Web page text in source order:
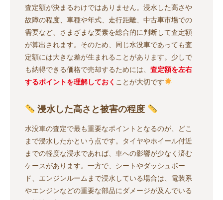
査定額が決まるわけではありません。浸水した高さや
故障の程度、車種や年式、走行距離、中古車市場での
需要など、さまざまな要素を総合的に判断して査定額
が算出されます。そのため、同じ水没車であっても査
定額には大きな差が生まれることがあります。少しで
も納得できる価格で売却するためには、 査定額を左右
するポイントを理解しておく ことが大切です
浸水した高さと被害の程度
水没車の査定で最も重要なポイントとなるのが、どこ
まで浸水したかという点です。タイヤやホイール付近
までの軽度な浸水であれば、車への影響が少なく済む
ケースがあります。一方で、シートやダッシュボー
ド、エンジンルームまで浸水している場合は、電装系
やエンジンなどの重要な部品にダメージが及んでいる